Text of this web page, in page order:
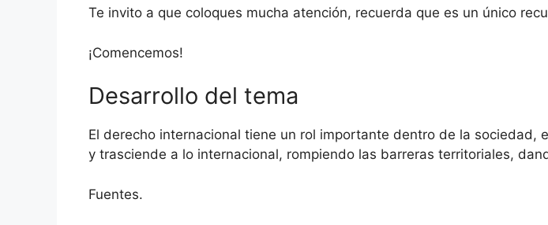
Te invito a que coloques mucha atención, recuerda que es un único
¡Comencemos!
Desarrollo del tema
El derecho internacional tiene un rol importante dentro de la
y trasciende a lo internacional, rompiendo las barreras territoriales,
Fuentes.